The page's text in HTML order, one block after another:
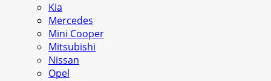
Kia
Mercedes
Mini Cooper
Mitsubishi
Nissan
Opel